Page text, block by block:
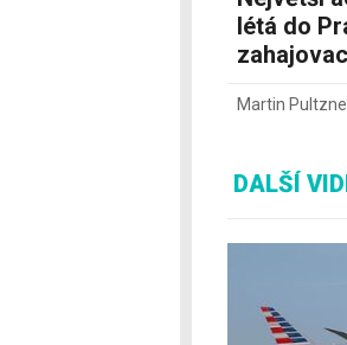
létá do
Martin
DALŠÍ